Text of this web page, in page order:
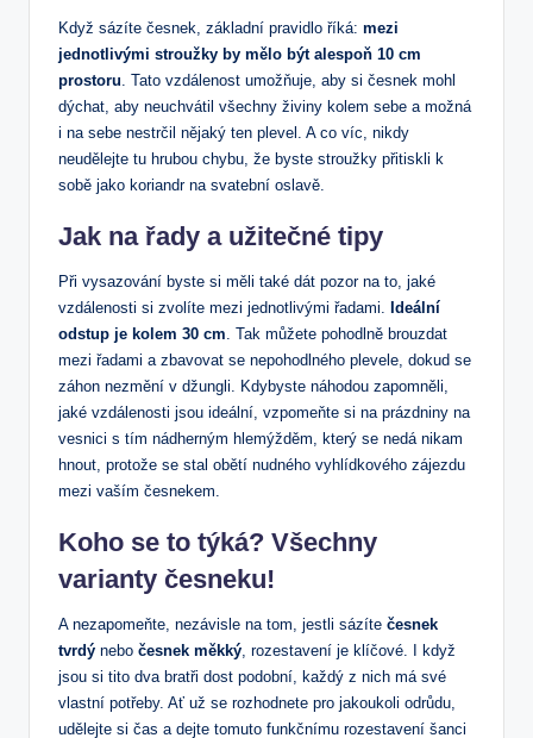
Když sázíte česnek, základní pravidlo říká: mezi
jednotlivými stroužky by mělo být alespoň 10 cm
prostoru. Tato vzdálenost umožňuje, aby si česnek mohl
dýchat, aby neuchvátil všechny živiny kolem sebe a možná
i na sebe nestrčil nějaký ten plevel. A co víc, nikdy
neudělejte tu hrubou chybu, že byste stroužky přitiskli k
sobě jako koriandr na svatební oslavě.
Jak na řady a užitečné tipy
Při vysazování byste si měli také dát pozor na to, jaké
vzdálenosti si zvolíte mezi jednotlivými řadami. Ideální
odstup je kolem 30 cm. Tak můžete pohodlně brouzdat
mezi řadami a zbavovat se nepohodlného plevele, dokud se
záhon nezmění v džungli. Kdybyste náhodou zapomněli,
jaké vzdálenosti jsou ideální, vzpomeňte si na prázdniny na
vesnici s tím nádherným hlemýžděm, který se nedá nikam
hnout, protože se stal obětí nudného vyhlídkového zájezdu
mezi vaším česnekem.
Koho se to týká? Všechny
varianty česneku!
A nezapomeňte, nezávisle na tom, jestli sázíte česnek
tvrdý nebo česnek měkký, rozestavení je klíčové. I když
jsou si tito dva bratři dost podobní, každý z nich má své
vlastní potřeby. Ať už se rozhodnete pro jakoukoli odrůdu,
udělejte si čas a dejte tomuto funkčnímu rozestavení šanci